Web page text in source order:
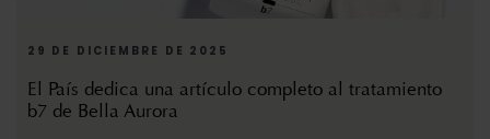
29 DE DICIEMBRE DE 2025
El País dedica una artículo completo al tratamiento
b7 de Bella Aurora